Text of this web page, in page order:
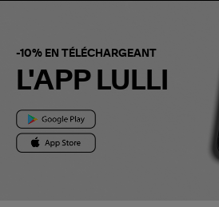
-10% EN TÉLÉCHARGEANT
L'APP LULLI